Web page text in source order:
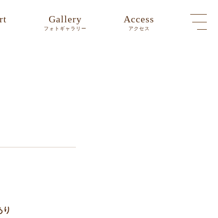
Gallery
フォトギャラリー
Access
アクセス